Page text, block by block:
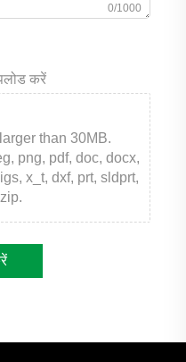
0/1000
करें
than 30MB.
png, pdf, doc, docx,
x_t, dxf, prt, sldprt,